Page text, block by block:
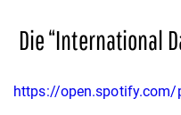
Die “International
https://open.spotify.com/